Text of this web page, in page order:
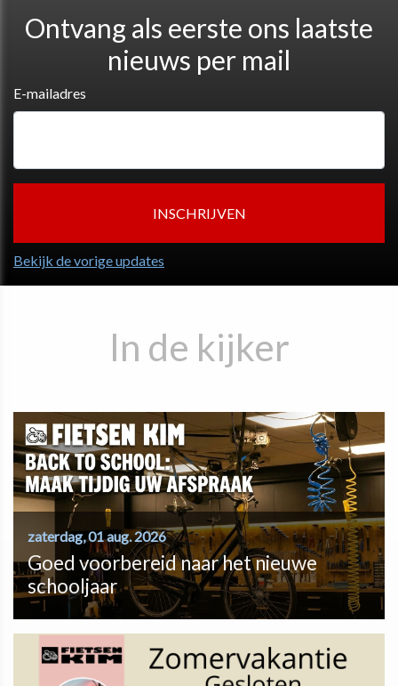
Ontvang als eerste ons laatste
nieuws per mail
E-mailadres
Bekijk de vorige updates
In de kijker
zaterdag, 01 aug. 2026
Goed voorbereid naar het nieuwe
schooljaar